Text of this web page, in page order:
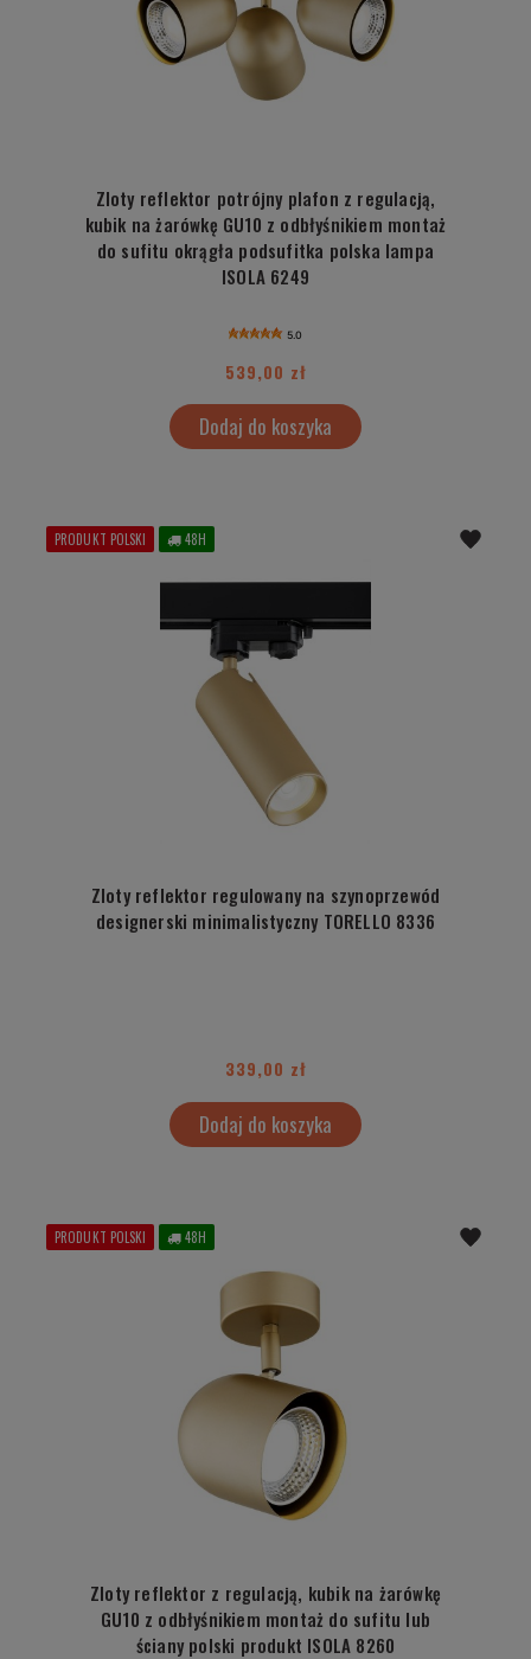
Zloty reflektor potrójny plafon z regulacją,
kubik na żarówkę GU10 z odbłyśnikiem montaż
do sufitu okrągła podsufitka polska lampa
ISOLA 6249
5.0
539,00 zł
Dodaj do koszyka
Zloty reflektor regulowany na szynoprzewód
designerski minimalistyczny TORELLO 8336
339,00 zł
Dodaj do koszyka
PRODUKT POLSKI 48H
Zloty reflektor z regulacją, kubik na żarówkę
GU10 z odbłyśnikiem montaż do sufitu lub
ściany polski produkt ISOLA 8260
PRODUKT POLSKI 48H